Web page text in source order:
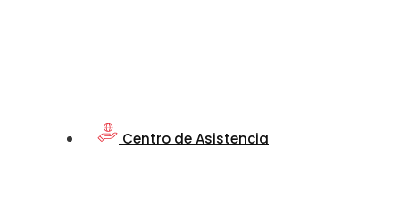
Centro de Asistencia